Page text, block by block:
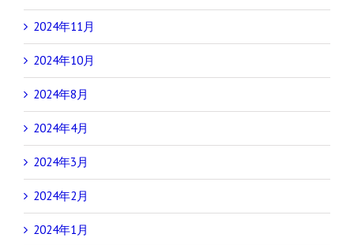
2024年11月
2024年10月
2024年8月
2024年4月
2024年3月
2024年2月
2024年1月